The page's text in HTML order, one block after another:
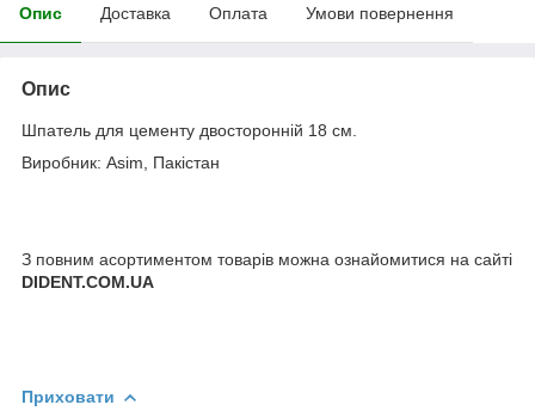
Опис Доставка Оплата Умови повернення
Опис
Шпатель для цементу двосторонній 18 см.
Виробник: Asim, Пакістан
З повним асортиментом товарів можна ознайомитися на сайті
DIDENT.COM.UA
Приховати